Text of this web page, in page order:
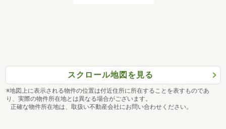
スクロール地図を見る
※地図上に表示される物件の位置は付近住所に所在することを表すものであ
り、実際の物件所在地とは異なる場合がございます。
正確な物件所在地は、取扱い不動産会社にお問い合わせください。